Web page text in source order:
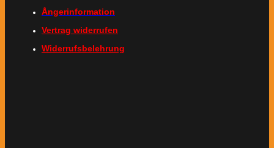
Ångerinformation
Vertrag widerrufen
Widerrufsbelehrung